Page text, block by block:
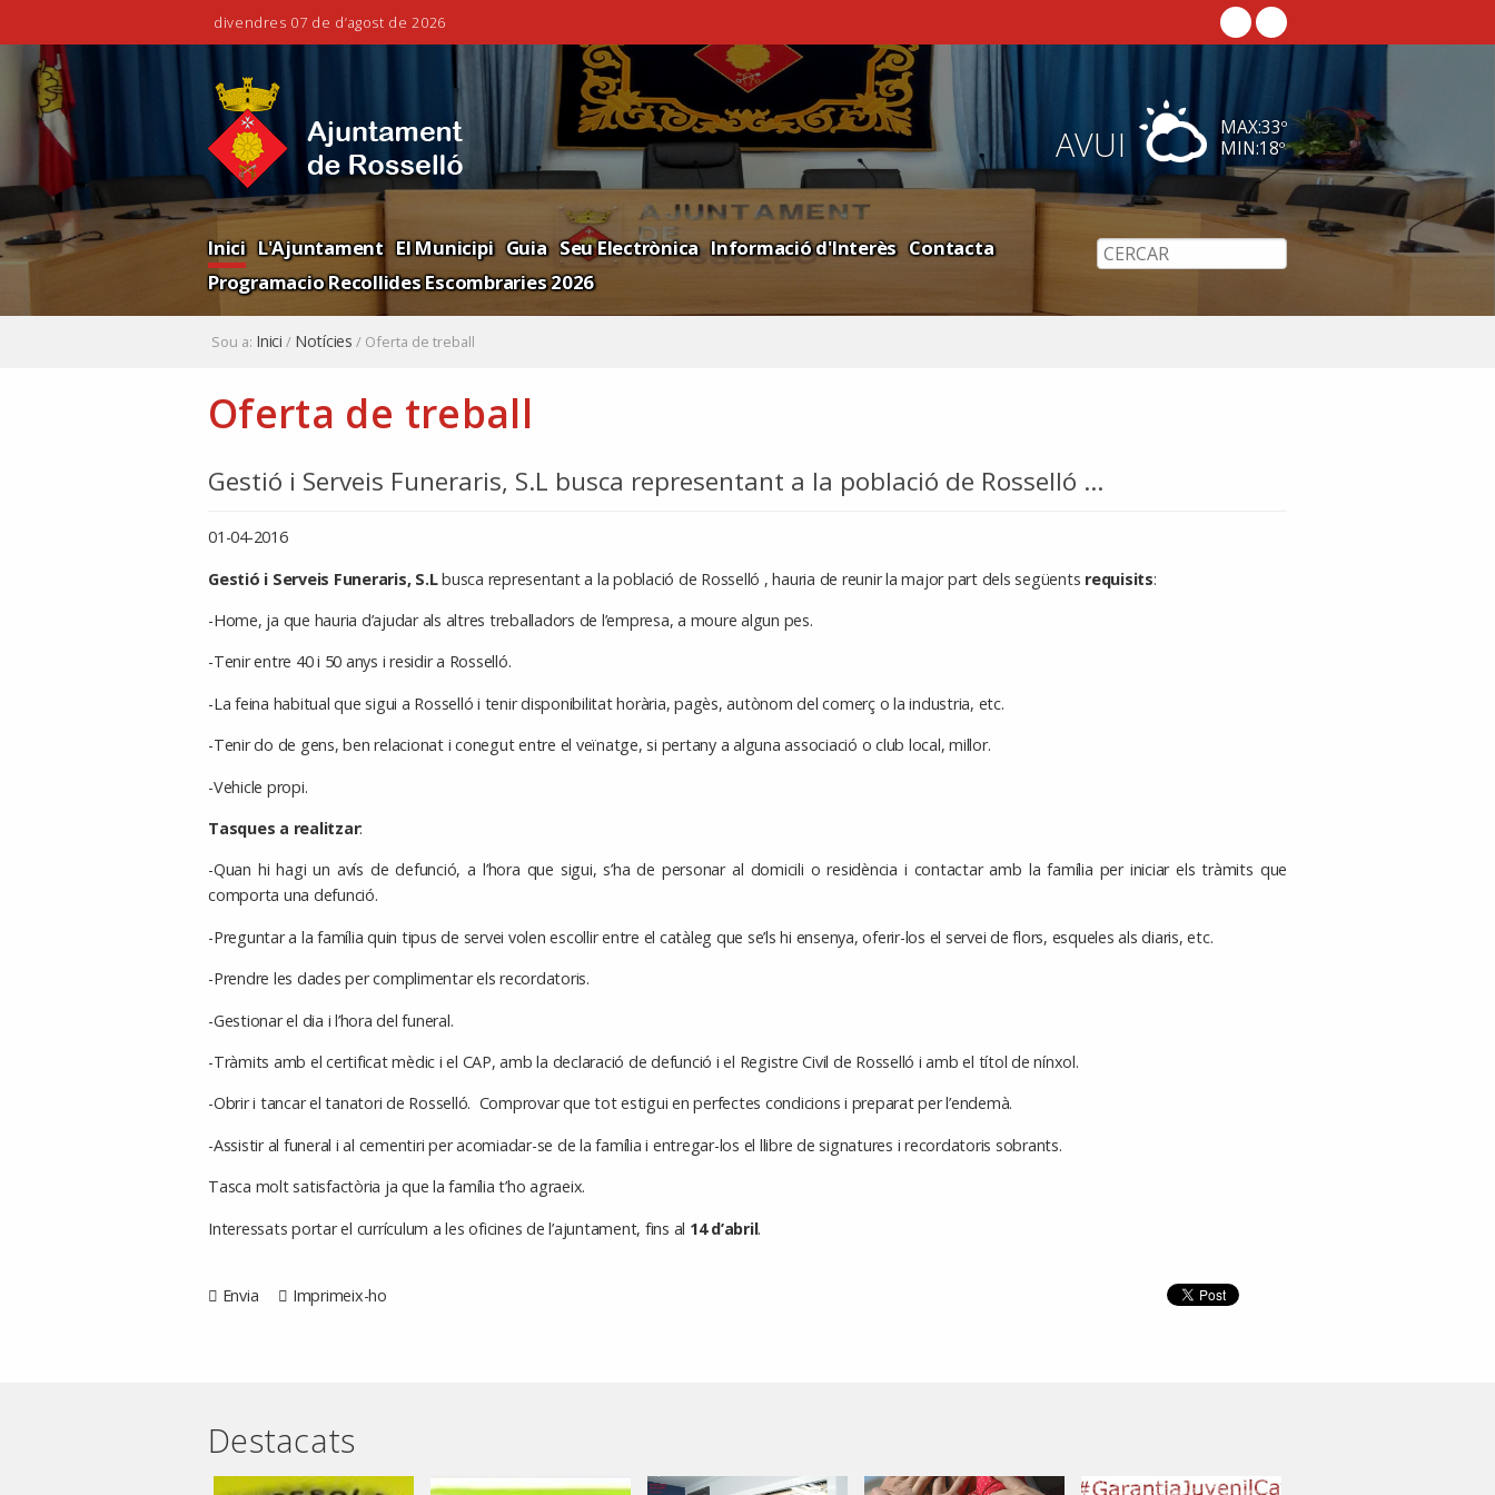
divendres 07 de d’agost de 2026
al
contingut.
Salta
a
la
navegació
personals
AVUI MAX:33º
MIN:18º
Inici L'Ajuntament El Municipi Guia Seu Electrònica Informació d'Interès Contacta
Programacio Recollides Escombraries 2026
Sou a: Inici / Notícies / Oferta de treball
Oferta de treball
Gestió i Serveis Funeraris, S.L busca representant a la població de Rosselló ...
01-04-2016
Gestió i Serveis Funeraris, S.Lbusca representant a la població de Rosselló , hauria de reunir la major part dels següents requisits:
-Home, ja que hauria d’ajudar als altres treballadors de l’empresa, a moure algun pes.
-Tenir entre 40 i 50 anys i residir a Rosselló.
-La feina habitual que sigui a Rosselló i tenir disponibilitat horària, pagès, autònom del comerç o la industria, etc.
-Tenir do de gens, ben relacionat i conegut entre el veïnatge, si pertany a alguna associació o club local, millor.
-Vehicle propi.
Tasques a realitzar:
-Quan hi hagi un avís de defunció, a l’hora que sigui, s’ha de personar al domicili o residència i contactar amb la família per iniciar els tràmits que
comporta una defunció.
-Preguntar a la família quin tipus de servei volen escollir entre el catàleg que se’ls hi ensenya, oferir-los el servei de flors, esqueles als diaris, etc.
-Prendre les dades per complimentar els recordatoris.
-Gestionar el dia i l’hora del funeral.
-Tràmits amb el certificat mèdic i el CAP, amb la declaració de defunció i el Registre Civil de Rosselló i amb el títol de nínxol.
-Obrir i tancar el tanatori de Rosselló. Comprovar que tot estigui en perfectes condicions i preparat per l’endemà.
-Assistir al funeral i al cementiri per acomiadar-se de la família i entregar-los el llibre de signatures i recordatoris sobrants.
Tasca molt satisfactòria ja que la família t’ho agraeix.
Interessats portar el currículum a les oficines de l’ajuntament, fins al 14 d’abril.
Envia Imprimeix-ho
Destacats